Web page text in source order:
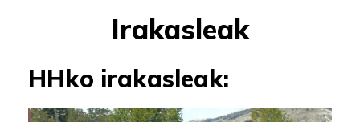
Irakasleak
HHko irakasleak: